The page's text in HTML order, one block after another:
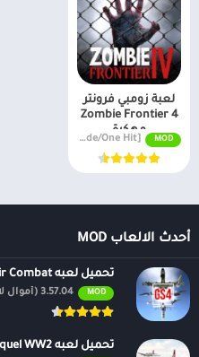
لعبة زومبي فرونتر
Zombie Frontier 4
مهكرة
MOD
MOD APK v1.7.8 [Free Shopping/God Mode/One Hit]
أحدث الالعاب MOD
تحميل لعبه GS4 Realistic Air Combat مهكره للاندرويد
MOD 3.57.04 (أموال لا نهائية + جميع المستويات)
تحميل لعبه Gunship Sequel WW2 مهكره للاندرويد